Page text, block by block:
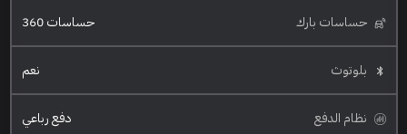
حساسات بارك حساسات 360
بلوتوث نعم
نظام الدفع دفع رباعي